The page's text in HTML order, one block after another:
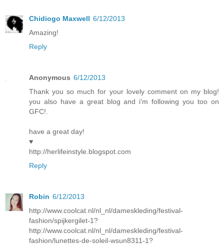
Chidiogo Maxwell 6/12/2013
Amazing!
Reply
Anonymous 6/12/2013
Thank you so much for your lovely comment on my blog!
you also have a great blog and i'm following you too on
GFC!.
have a great day!
♥
http://herlifeinstyle.blogspot.com
Reply
Robin 6/12/2013
http://www.coolcat.nl/nl_nl/dameskleding/festival-
fashion/spijkergilet-1?
http://www.coolcat.nl/nl_nl/dameskleding/festival-
fashion/lunettes-de-soleil-wsun8311-1?